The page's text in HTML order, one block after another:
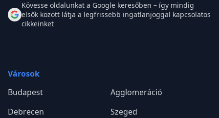
Kövesse oldalunkat a Google keresőben – így mindig
elsők között látja a legfrissebb ingatlanjoggal kapcsolatos
cikkeinket
Városok
Budapest
Agglomeráció
Debrecen
Szeged